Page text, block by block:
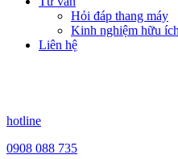
Hỏi đáp thang máy
Kinh nghiệm hữu ích
Liên hệ
hotline
0908 088 735